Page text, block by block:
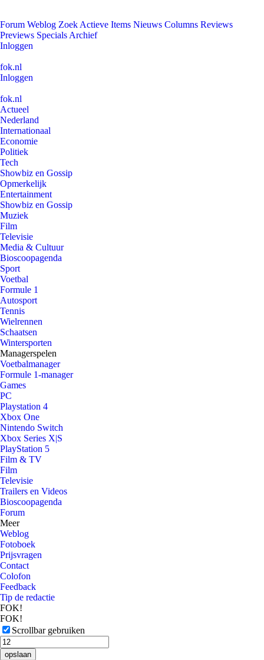
Forum Weblog Zoek Actieve Items Nieuws Columns Reviews
Previews Specials Archief
Inloggen
fok.nl
Inloggen
fok.nl
Actueel
Nederland
Internationaal
Economie
Politiek
Tech
Showbiz en Gossip
Opmerkelijk
Entertainment
Showbiz en Gossip
Muziek
Film
Televisie
Media & Cultuur
Bioscoopagenda
Sport
Voetbal
Formule 1
Autosport
Tennis
Wielrennen
Schaatsen
Wintersporten
Managerspelen
Voetbalmanager
Formule 1-manager
Games
PC
Playstation 4
Xbox One
Nintendo Switch
Xbox Series X|S
PlayStation 5
Film & TV
Film
Televisie
Trailers en Videos
Bioscoopagenda
Forum
Meer
Weblog
Fotoboek
Prijsvragen
Contact
Colofon
Feedback
Tip de redactie
FOK!
FOK!
Scrollbar gebruiken
opslaan